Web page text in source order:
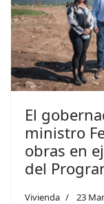
El
ministro
obras en
del
Vivienda 23